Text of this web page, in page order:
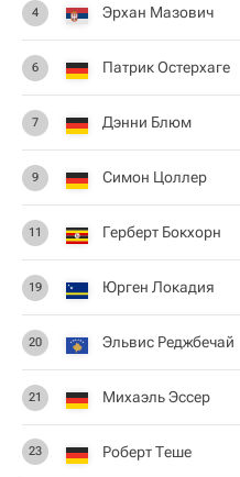
4 Эрхан Мазович
6 Патрик Остерхаге
7 Дэнни Блюм
9 Симон Цоллер
11 Герберт Бокхорн
19 Юрген Локадия
20 Эльвис Реджбечай
21 Михаэль Эссер
23 Роберт Теше